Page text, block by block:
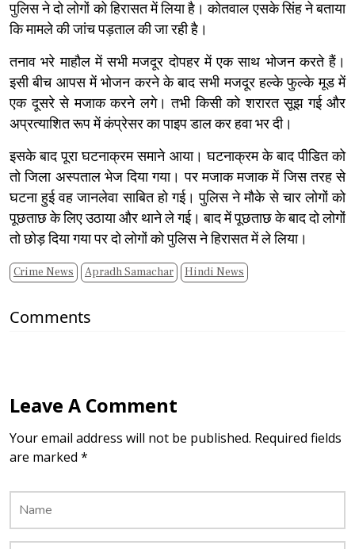
पुलिस ने दो लोगों को हिरासत में लिया है। कोतवाल एसके सिंह ने बताया
कि मामले की जांच पड़ताल की जा रही है।
तनाव भरे माहौल में सभी मजदूर दोपहर में एक साथ भोजन करते हैं।
इसी बीच आपस में भोजन करने के बाद सभी मजदूर हल्के फुल्के मूड में
एक दूसरे से मजाक करने लगे। तभी किसी को शरारत सूझ गई और
अप्रत्याशित रूप में कंप्रेसर का पाइप डाल कर हवा भर दी।
इसके बाद पूरा घटनाक्रम समाने आया। घटनाक्रम के बाद पीडित को
तो जिला अस्पताल भेज दिया गया। पर मजाक मजाक में जिस तरह से
घटना हुई वह जानलेवा साबित हो गई। पुलिस ने मौके से चार लोगों को
पूछताछ के लिए उठाया और थाने ले गई। बाद में पूछताछ के बाद दो लोगों
तो छोड़ दिया गया पर दो लोगों को पुलिस ने हिरासत में ले लिया।
Crime News Apradh Samachar Hindi News
Comments
Leave A Comment
Your email address will not be published. Required fields
are marked *